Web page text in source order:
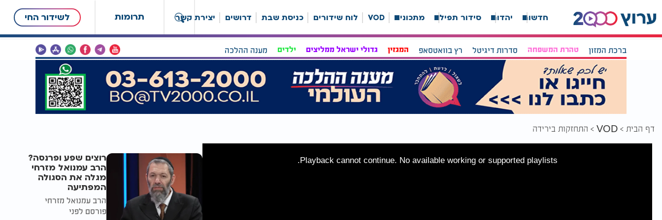
תרומות לשידור החי חדשות יהדות סידור תפילה מתכונים VOD לוח שידורים כניסת שבת דרושים יצירת קשר
ברכת המזון טהרת המשפחה סדרות דיגיטל רץ בוואטסאפ המגזין גדולי ישראל ממליצים ילדים מענה ההלכה
דף הבית VOD התחזקות בירידה
Playback cannot continue. No available working or supported playlists.
רוצים שפע ופרנסה?
הרב עמנואל מזרחי
מגלה את הסגולה
המפתיעה
הרב עמנואל מזרחי
פורסם לפני